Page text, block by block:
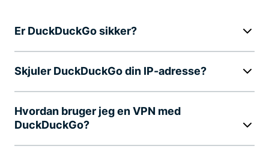
Er DuckDuckGo sikker?
Skjuler DuckDuckGo din IP-adresse?
Hvordan bruger jeg en VPN med
DuckDuckGo?